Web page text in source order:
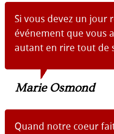
Si vous devez un jour
événement que vous
autant en rire tout de
Marie Osmond
Quand notre coeur